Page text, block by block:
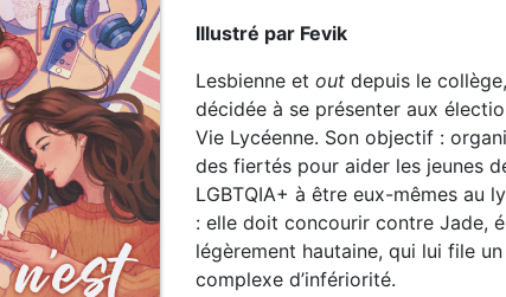
Illustré par Fevik
Lesbienne etout depuis le
décidée à se présenter aux
Vie Lycéenne. Son objectif :
des fiertés pour aider les jeunes
LGBTQIA+ à être eux-mêmes au
: elle doit concourir contre Jade,
légèrement hautaine, qui lui file
complexe d’infériorité.